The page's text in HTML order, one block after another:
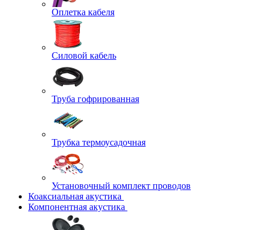
Оплетка кабеля
Силовой кабель
Труба гофрированная
Трубка термоусадочная
Установочный комплект проводов
Коаксиальная акустика
Компонентная акустика